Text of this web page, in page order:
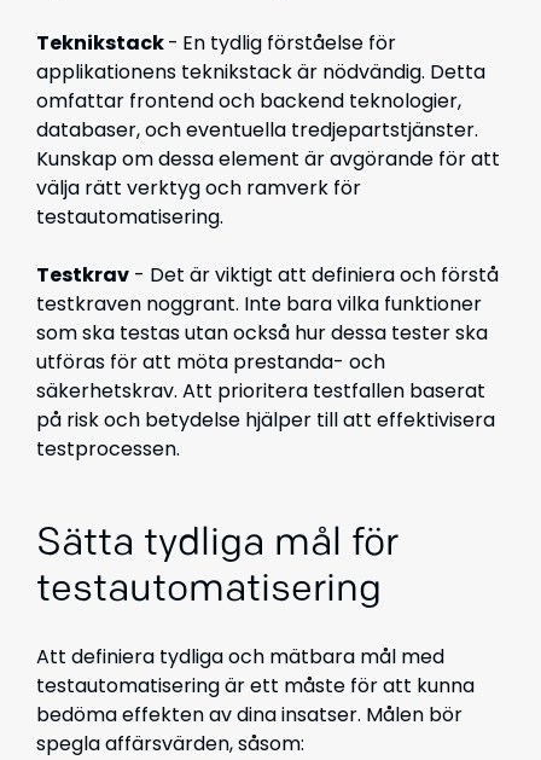
Teknikstack- En tydlig förståelse för
applikationens teknikstack är nödvändig. Detta
omfattar frontend och backend teknologier,
databaser, och eventuella tredjepartstjänster.
Kunskap om dessa element är avgörande för att
välja rätt verktyg och ramverk för
testautomatisering.
Testkrav - Det är viktigt att definiera och förstå
testkraven noggrant. Inte bara vilka funktioner
som ska testas utan också hur dessa tester ska
utföras för att möta prestanda- och
säkerhetskrav. Att prioritera testfallen baserat
på risk och betydelse hjälper till att effektivisera
testprocessen.
Sätta tydliga mål för
testautomatisering
Att definiera tydliga och mätbara mål med
testautomatisering är ett måste för att kunna
bedöma effekten av dina insatser. Målen bör
spegla affärsvärden, såsom: